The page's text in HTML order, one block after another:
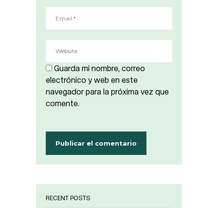
Guarda mi nombre, correo
electrónico y web en este
navegador para la próxima vez que
comente.
RECENT POSTS